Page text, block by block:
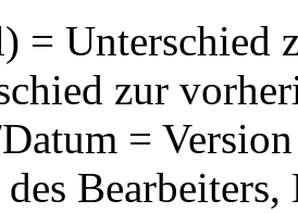
= Unterschied
zur
=
des